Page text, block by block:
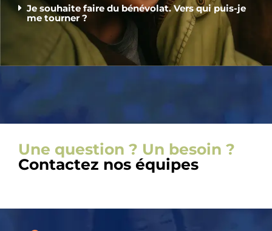
Je souhaite faire du bénévolat. Vers qui puis-je
me tourner ?
Une question ? Un besoin ?
Contactez nos équipes